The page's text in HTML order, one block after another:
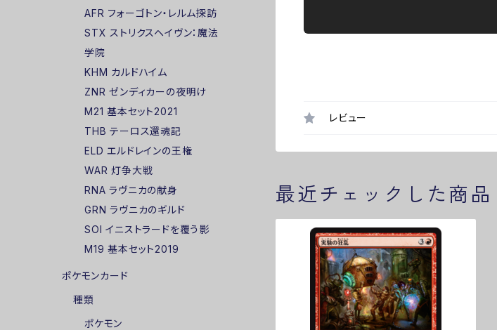
レビュー
最近チェックした商品
AFR フォーゴトン・レルム探訪
STX ストリクスヘイヴン：魔法
学院
KHM カルドハイム
ZNR ゼンディカーの夜明け
M21 基本セット2021
THB テーロス還魂記
ELD エルドレインの王権
WAR 灯争大戦
RNA ラヴニカの献身
GRN ラヴニカのギルド
SOI イニストラードを覆う影
M19 基本セット2019
ポケモンカード
種類
ポケモン